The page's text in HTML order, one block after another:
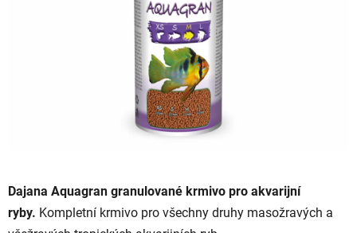
Dajana Aquagran granulované krmivo pro akvarijní
ryby. Kompletní krmivo pro všechny druhy masožravých a